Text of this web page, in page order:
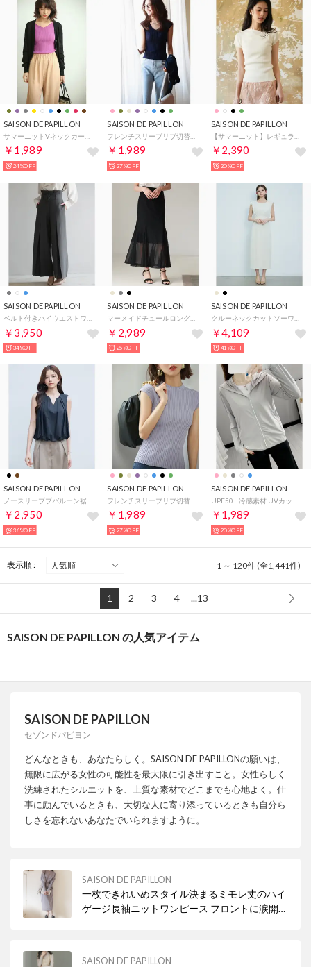
SAISON DE PAPILLON
￥1,989
24%OFF
SAISON DE PAPILLON
￥1,989
27%OFF
SAISON DE PAPILLON
￥2,390
20%OFF
SAISON DE PAPILLON
￥3,950
34%OFF
SAISON DE PAPILLON
￥2,989
25%OFF
SAISON DE PAPILLON
￥4,109
41%OFF
SAISON DE PAPILLON
￥2,950
36%OFF
SAISON DE PAPILLON
￥1,989
27%OFF
SAISON DE PAPILLON
￥1,989
20%OFF
表示順 : 1 ～ 120件 (全1,441件)
1 2 3 4 ...13
SAISON DE PAPILLON の人気アイテム
SAISON DE PAPILLON
セゾンドパピヨン
どんなときも、あなたらしく。SAISON DE PAPILLONの願いは、
無限に広がる女性の可能性を最大限に引き出すこと。女性らしく
洗練されたシルエットを、上質な素材でどこまでも心地よく。仕
事に励んでいるときも、大切な人に寄り添っているときも自分ら
しさを忘れないあなたでいられますように。
SAISON DE PAPILLON
一枚できれいめスタイル決まるミモレ丈のハイ
ゲージ長袖ニットワンピース フロントに涙開き
SAISON DE PAPILLON